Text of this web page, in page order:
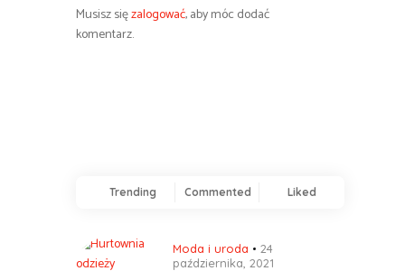
Musisz sięzalogować, aby móc dodać
komentarz.
Trending Commented Liked
Moda i uroda
24
października, 2021